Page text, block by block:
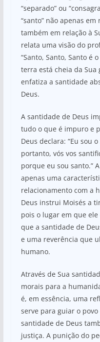
“separado” ou
“santo” não apenas
também em relação à
relata uma visão do
“Santo, Santo, Santo é
terra está cheia da Sua
enfatiza a santidade
Deus.
A santidade de Deus
tudo o que é impuro e
Deus declara: “Eu sou
portanto, vós vos
porque eu sou santo.”
apenas uma
relacionamento com a
Deus instrui Moisés a
pois o lugar em que
que a santidade de
e uma reverência que
humano.
Através de Sua
morais para a
é, em essência, uma
serve para guiar o
santidade de Deus
justiça. A punição do